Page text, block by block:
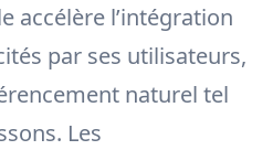
accélère l’intégration
par ses utilisateurs,
naturel tel
Les